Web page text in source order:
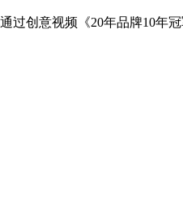
过创意视频《20年品牌10年